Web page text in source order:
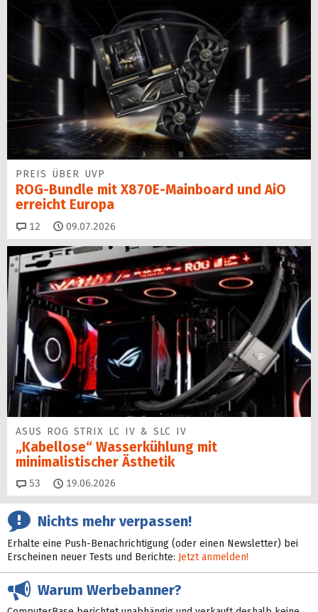
PREIS ÜBER UVP
ROG-Bundle mit X870E-Mainboard und AiO
erreicht Europa
12 Kommentare
09.07.2026
ASUS ROG STRIX LC IV & SLC IV
„Kabellose“ Wasserkühlung mit
minimalistischer Ästhetik
53 Kommentare
19.06.2026
Nichts mehr verpassen!
Erhalte eine Push-Benachrichtigung (oder einen Newsletter) bei
Erscheinen neuer Tests und Berichte: Jetzt anmelden!
Warum Werbebanner?